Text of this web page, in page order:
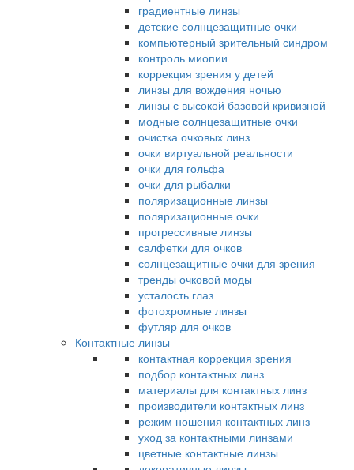
градиентные линзы
детские солнцезащитные очки
компьютерный зрительный синдром
контроль миопии
коррекция зрения у детей
линзы для вождения ночью
линзы с высокой базовой кривизной
модные солнцезащитные очки
очистка очковых линз
очки виртуальной реальности
очки для гольфа
очки для рыбалки
поляризационные линзы
поляризационные очки
прогрессивные линзы
салфетки для очков
солнцезащитные очки для зрения
тренды очковой моды
усталость глаз
фотохромные линзы
футляр для очков
Контактные линзы
контактная коррекция зрения
подбор контактных линз
материалы для контактных линз
производители контактных линз
режим ношения контактных линз
уход за контактными линзами
цветные контактные линзы